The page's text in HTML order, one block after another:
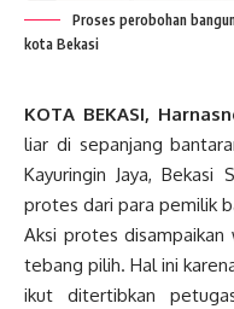
Proses perobohan
kota Bekasi
KOTA BEKASI,
liar di sepanjang
Kayuringin Jaya, Bekasi
protes dari para pemilik
Aksi protes
tebang pilih. Hal ini
ikut ditertibkan